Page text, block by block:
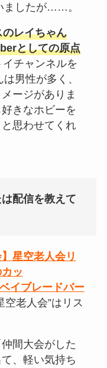
ましたが……。
レイちゃん
としての原点
イチャンネルを
男性が多く、
ージがありま
きなホビーを
思わせてくれ
配信を教えて
星空老人会リ
ッ
イブレードバー
空老人会”はリス
間大会がした
、軽い気持ち